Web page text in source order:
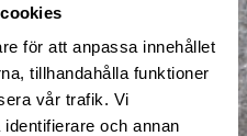
för att anpassa innehållet
tillhandahålla funktioner
vår trafik. Vi
och annan
handduk.